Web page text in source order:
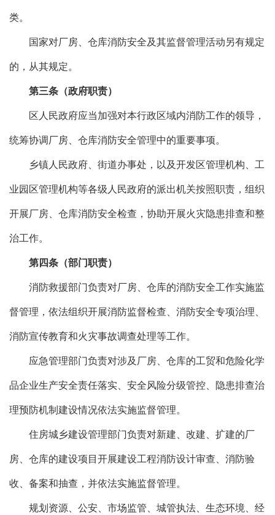
类。
国家对厂房、仓库消防安全及其监督管理活动另有规定
的，从其规定。
第三条（政府职责）
区人民政府应当加强对本行政区域内消防工作的领导，
统筹协调厂房、仓库消防安全管理中的重要事项。
乡镇人民政府、街道办事处，以及开发区管理机构、工
业园区管理机构等各级人民政府的派出机关按照职责，组织
开展厂房、仓库消防安全检查，协助开展火灾隐患排查和整
治工作。
第四条（部门职责）
消防救援部门负责对厂房、仓库的消防安全工作实施监
督管理，依法组织开展消防监督检查、消防安全专项治理、
消防宣传教育和火灾事故调查处理等工作。
应急管理部门负责对涉及厂房、仓库的工贸和危险化学
品企业生产安全责任落实、安全风险分级管控、隐患排查治
理预防机制建设情况依法实施监督管理。
住房城乡建设管理部门负责对新建、改建、扩建的厂
房、仓库的建设项目开展建设工程消防设计审查、消防验
收、备案和抽查，并依法实施监督管理。
规划资源、公安、市场监管、城管执法、生态环境、经